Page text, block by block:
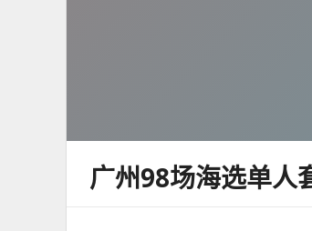
广州98场海选单人